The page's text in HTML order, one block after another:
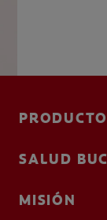
SALUD
MISIÓN